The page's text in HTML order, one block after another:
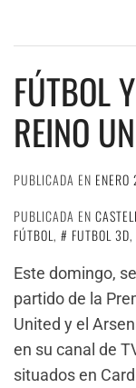
FÚTBOL
REINO
PUBLICADA EN
PUBLICADA EN
FÚTBOL, FUTBOL 3D,
Este domingo,
partido de la
United y el
en su canal de
situados en